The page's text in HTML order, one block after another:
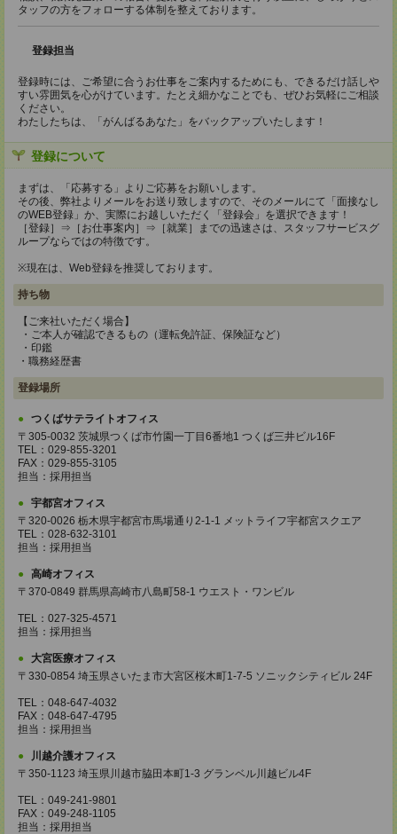
タッフの方をフォローする体制を整えております。
登録担当
登録時には、ご希望に合うお仕事をご案内するためにも、できるだけ話しや
すい雰囲気を心がけています。たとえ細かなことでも、ぜひお気軽にご相談
ください。
わたしたちは、「がんばるあなた」をバックアップいたします！
登録について
まずは、「応募する」よりご応募をお願いします。
その後、弊社よりメールをお送り致しますので、そのメールにて「面接なし
のWEB登録」か、実際にお越しいただく「登録会」を選択できます！
［登録］⇒［お仕事案内］⇒［就業］までの迅速さは、スタッフサービスグ
ループならではの特徴です。
※現在は、Web登録を推奨しております。
持ち物
【ご来社いただく場合】
・ご本人が確認できるもの（運転免許証、保険証など）
・印鑑
・職務経歴書
登録場所
つくばサテライトオフィス
〒305-0032 茨城県つくば市竹園一丁目6番地1 つくば三井ビル16F
TEL：029-855-3201
FAX：029-855-3105
担当：採用担当
宇都宮オフィス
〒320-0026 栃木県宇都宮市馬場通り2-1-1 メットライフ宇都宮スクエア
TEL：028-632-3101
担当：採用担当
高崎オフィス
〒370-0849 群馬県高崎市八島町58-1 ウエスト・ワンビル
TEL：027-325-4571
担当：採用担当
大宮医療オフィス
〒330-0854 埼玉県さいたま市大宮区桜木町1-7-5 ソニックシティビル 24F
TEL：048-647-4032
FAX：048-647-4795
担当：採用担当
川越介護オフィス
〒350-1123 埼玉県川越市脇田本町1-3 グランベル川越ビル4F
TEL：049-241-9801
FAX：049-248-1105
担当：採用担当